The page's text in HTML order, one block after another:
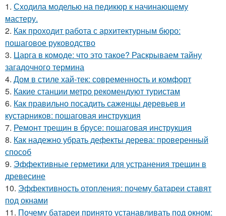
1. Сходила моделью на педикюр к начинающему
мастеру.
2. Как проходит работа с архитектурным бюро:
пошаговое руководство
3. Царга в комоде: что это такое? Раскрываем тайну
загадочного термина
4. Дом в стиле хай-тек: современность и комфорт
5. Какие станции метро рекомендуют туристам
6. Как правильно посадить саженцы деревьев и
кустарников: пошаговая инструкция
7. Ремонт трещин в брусе: пошаговая инструкция
8. Как надежно убрать дефекты дерева: проверенный
способ
9. Эффективные герметики для устранения трещин в
древесине
10. Эффективность отопления: почему батареи ставят
под окнами
11. Почему батареи принято устанавливать под окном: